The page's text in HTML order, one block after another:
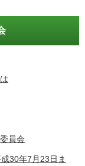
員会
30年7月23日ま